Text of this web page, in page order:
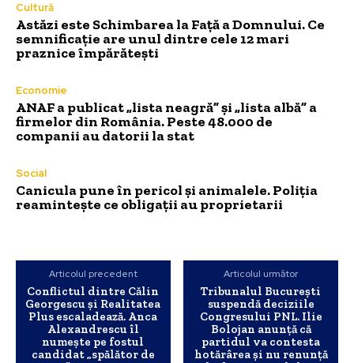
Cultură
Astăzi este Schimbarea la Față a Domnului. Ce
semnificație are unul dintre cele 12 mari
praznice împărătești
Economie
ANAF a publicat „lista neagră” și „lista albă” a
firmelor din România. Peste 48.000 de
companii au datorii la stat
Social
Canicula pune în pericol și animalele. Poliția
reamintește ce obligații au proprietarii
Articolul precedent
Conflictul dintre Călin
Georgescu și Realitatea
Plus escaladează. Anca
Alexandrescu îl
numește pe fostul
candidat „spălător de
Articolul următor
Tribunalul București
suspendă deciziile
Congresului PNL. Ilie
Bolojan anunță că
partidul va contesta
hotărârea și nu renunță